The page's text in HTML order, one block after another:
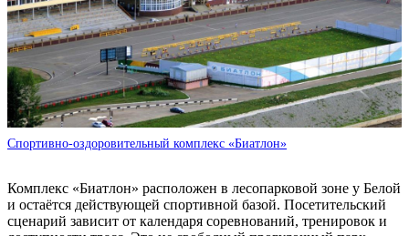
Спортивно-оздоровительный комплекс «Биатлон»
Комплекс «Биатлон» расположен в лесопарковой зоне у Белой
и остаётся действующей спортивной базой. Посетительский
сценарий зависит от календаря соревнований, тренировок и